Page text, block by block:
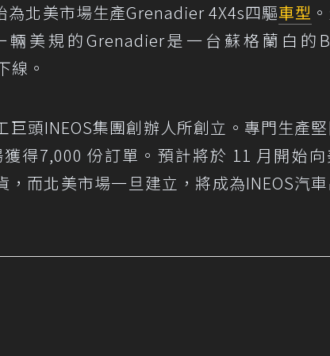
為北美市場生產Grenadier 4X4s四驅車型
美規的Grenadier是一台蘇格蘭白的
線。
巨頭INEOS集團創辦人所創立。專門生產
得7,000 份訂單。預計將於 11 月開始向
而北美市場一旦建立，將成為INEOS汽